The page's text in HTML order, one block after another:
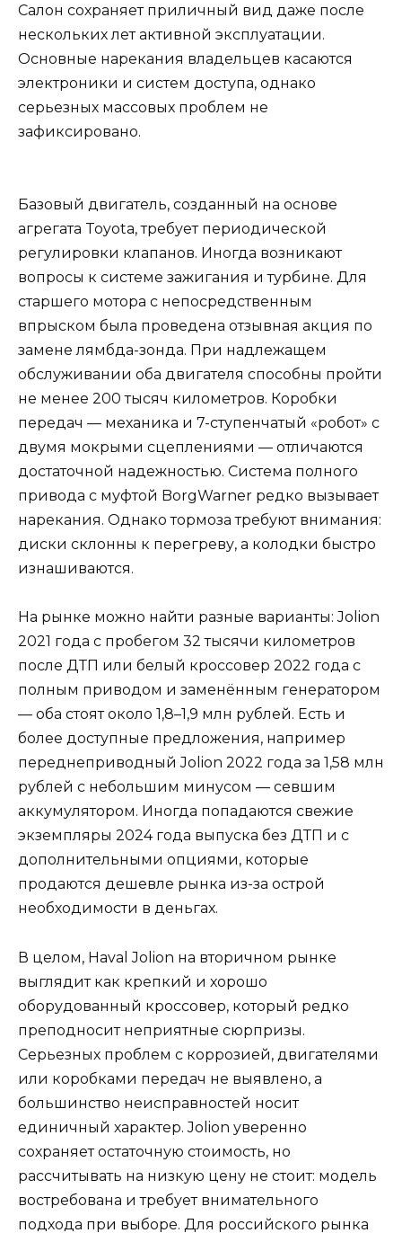
Салон сохраняет приличный вид даже после
нескольких лет активной эксплуатации.
Основные нарекания владельцев касаются
электроники и систем доступа, однако
серьезных массовых проблем не
зафиксировано.
Базовый двигатель, созданный на основе
агрегата Toyota, требует периодической
регулировки клапанов. Иногда возникают
вопросы к системе зажигания и турбине. Для
старшего мотора с непосредственным
впрыском была проведена отзывная акция по
замене лямбда-зонда. При надлежащем
обслуживании оба двигателя способны пройти
не менее 200 тысяч километров. Коробки
передач — механика и 7-ступенчатый «робот» с
двумя мокрыми сцеплениями — отличаются
достаточной надежностью. Система полного
привода с муфтой BorgWarner редко вызывает
нарекания. Однако тормоза требуют внимания:
диски склонны к перегреву, а колодки быстро
изнашиваются.
На рынке можно найти разные варианты: Jolion
2021 года с пробегом 32 тысячи километров
после ДТП или белый кроссовер 2022 года с
полным приводом и заменённым генератором
— оба стоят около 1,8–1,9 млн рублей. Есть и
более доступные предложения, например
переднеприводный Jolion 2022 года за 1,58 млн
рублей с небольшим минусом — севшим
аккумулятором. Иногда попадаются свежие
экземпляры 2024 года выпуска без ДТП и с
дополнительными опциями, которые
продаются дешевле рынка из-за острой
необходимости в деньгах.
В целом, Haval Jolion на вторичном рынке
выглядит как крепкий и хорошо
оборудованный кроссовер, который редко
преподносит неприятные сюрпризы.
Серьезных проблем с коррозией, двигателями
или коробками передач не выявлено, а
большинство неисправностей носит
единичный характер. Jolion уверенно
сохраняет остаточную стоимость, но
рассчитывать на низкую цену не стоит: модель
востребована и требует внимательного
подхода при выборе. Для российского рынка